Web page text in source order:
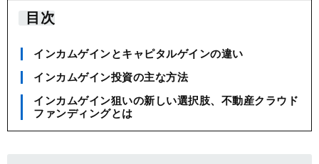
目次
インカムゲインとキャピタルゲインの違い
インカムゲイン投資の主な方法
インカムゲイン狙いの新しい選択肢、不動産クラウド
ファンディングとは